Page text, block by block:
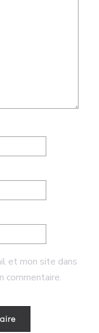
et mon site dans
commentaire.